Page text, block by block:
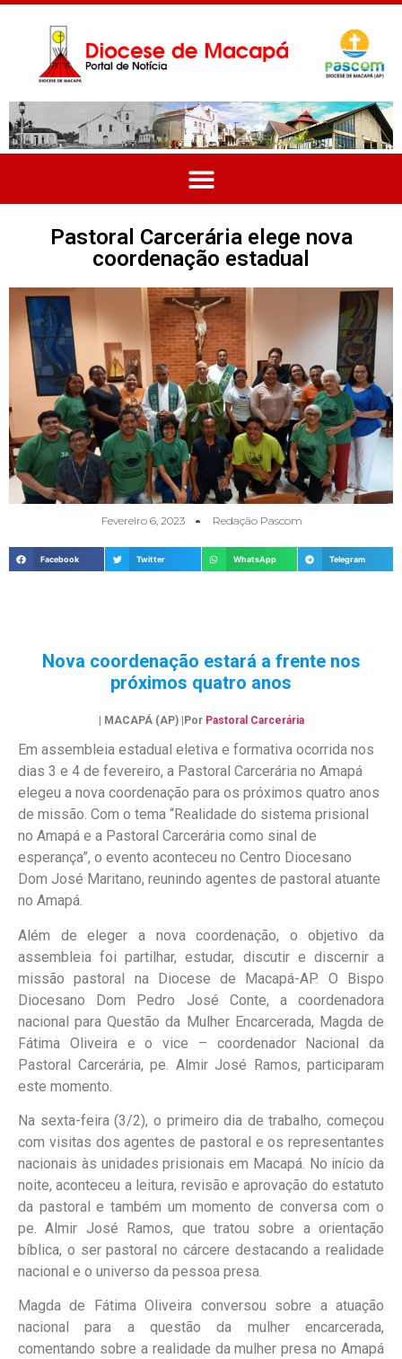
Pastoral Carcerária elege nova
coordenação estadual
Fevereiro 6, 2023 Redação Pascom
Facebook Twitter WhatsApp Telegram
Nova coordenação estará a frente nos
próximos quatro anos
| MACAPÁ (AP) |Por Pastoral Carcerária
Em assembleia estadual eletiva e formativa ocorrida nos
dias 3 e 4 de fevereiro, a Pastoral Carcerária no Amapá
elegeu a nova coordenação para os próximos quatro anos
de missão. Com o tema “Realidade do sistema prisional
no Amapá e a Pastoral Carcerária como sinal de
esperança”, o evento aconteceu no Centro Diocesano
Dom José Maritano, reunindo agentes de pastoral atuante
no Amapá.
Além de eleger a nova coordenação, o objetivo da
assembleia foi partilhar, estudar, discutir e discernir a
missão pastoral na Diocese de Macapá-AP. O Bispo
Diocesano Dom Pedro José Conte, a coordenadora
nacional para Questão da Mulher Encarcerada, Magda de
Fátima Oliveira e o vice – coordenador Nacional da
Pastoral Carcerária, pe. Almir José Ramos, participaram
este momento.
Na sexta-feira (3/2), o primeiro dia de trabalho, começou
com visitas dos agentes de pastoral e os representantes
nacionais às unidades prisionais em Macapá. No início da
noite, aconteceu a leitura, revisão e aprovação do estatuto
da pastoral e também um momento de conversa com o
pe. Almir José Ramos, que tratou sobre a orientação
bíblica, o ser pastoral no cárcere destacando a realidade
nacional e o universo da pessoa presa.
Magda de Fátima Oliveira conversou sobre a atuação
nacional para a questão da mulher encarcerada,
comentando sobre a realidade da mulher presa no Amapá